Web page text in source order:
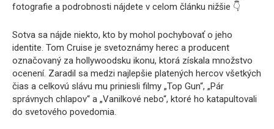
fotografie a podrobnosti nájdete v celom článku nižšie 👇
Sotva sa nájde niekto, kto by mohol pochybovať o jeho
identite. Tom Cruise je svetoznámy herec a producent
označovaný za hollywoodsku ikonu, ktorá získala množstvo
ocenení. Zaradil sa medzi najlepšie platených hercov všetkých
čias a celkovú slávu mu priniesli filmy „Top Gun“, „Pár
správnych chlapov“ a „Vanilkové nebo“, ktoré ho katapultovali
do svetového povedomia.